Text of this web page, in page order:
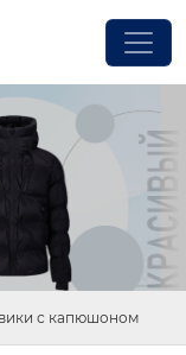
с капюшоном